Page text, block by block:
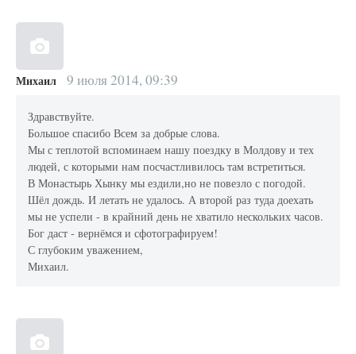
Михаил 9 июля 2014, 09:39
Здравствуйте.
Большое спасибо Всем за добрые слова.
Мы с теплотой вспоминаем нашу поездку в Молдову и тех
людей, с которыми нам посчастливилось там встретиться.
В Монастырь Хынку мы ездили,но не повезло с погодой.
Шёл дождь. И летать не удалось. А второй раз туда доехать
мы не успели - в крайний день не хватило нескольких часов.
Бог даст - вернёмся и сфотографируем!
С глубоким уважением,
Михаил.